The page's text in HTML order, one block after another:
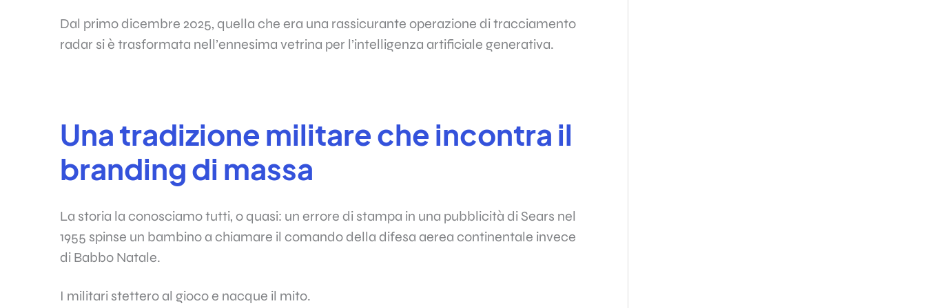
Dal primo dicembre 2025, quella che era una rassicurante operazione di tracciamento
radar si è trasformata nell’ennesima vetrina per l’intelligenza artificiale generativa.
Una tradizione militare che incontra il
branding di massa
La storia la conosciamo tutti, o quasi: un errore di stampa in una pubblicità di Sears nel
1955 spinse un bambino a chiamare il comando della difesa aerea continentale invece
di Babbo Natale.
I militari stettero al gioco e nacque il mito.